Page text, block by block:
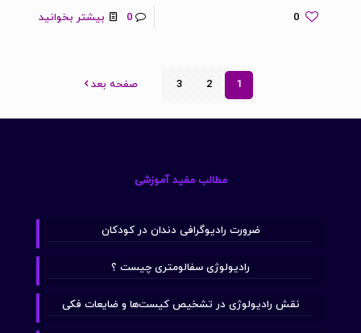
0
0 بیشتر بخوانید
1
2
3 صفحه بعد
مطالب مفید آموزشی
ضرورت رادیوگرافی دندان در کودکان
رادیولوژی سفالومتری چیست ؟
نقش رادیولوژی در تشخیص کیست‌ها و ضایعات فکی